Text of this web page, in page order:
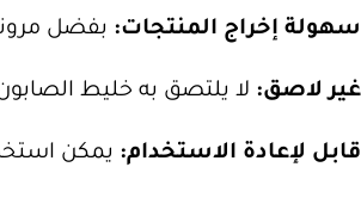
سهولة إخراج المنتجات: بفضل
غير لاصق: لا يلتصق به خليط
قابل لإعادة الاستخدام: يمكن